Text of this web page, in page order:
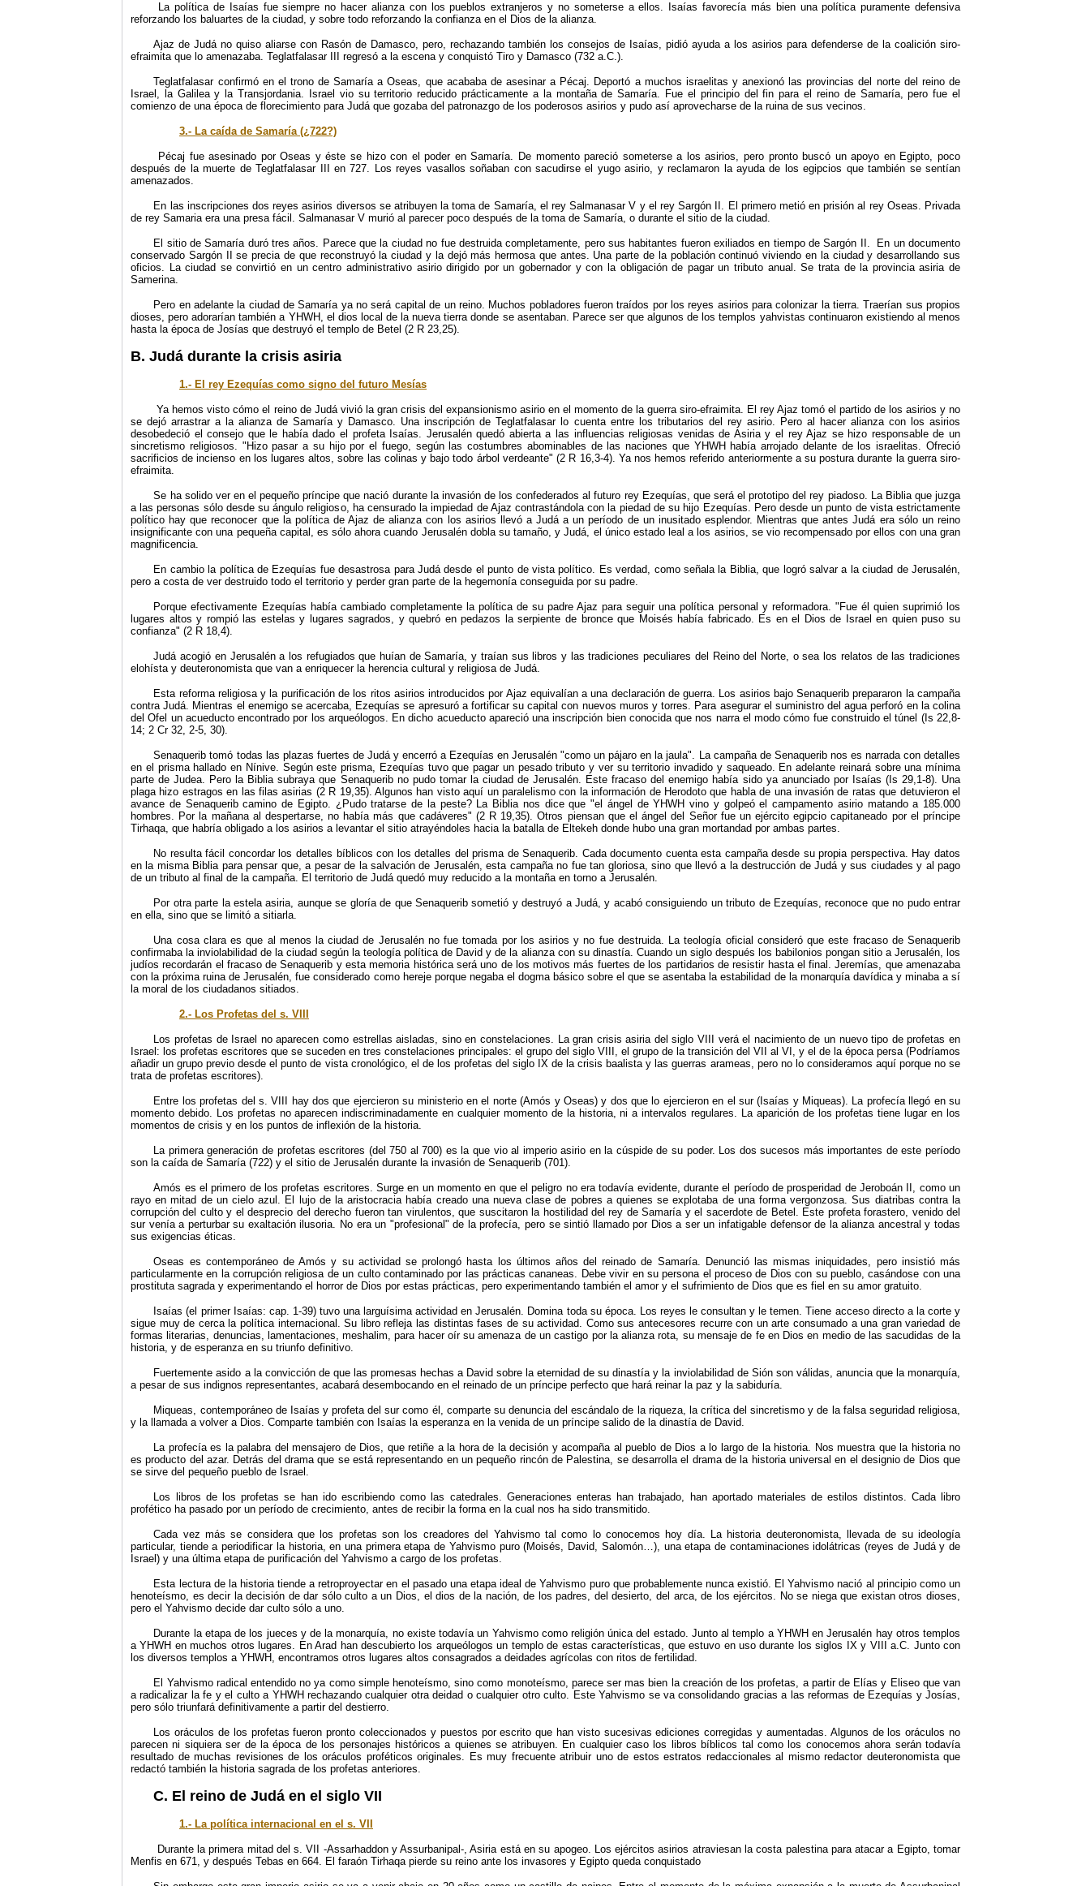
La política de Isaías fue siempre no hacer alianza con los pueblos extranjeros y no someterse a ellos. Isaías favorecía más bien una política puramente defensiva
reforzando los baluartes de la ciudad, y sobre todo reforzando la confianza en el Dios de la alianza.
Ajaz de Judá no quiso aliarse con Rasón de Damasco, pero, rechazando también los consejos de Isaías, pidió ayuda a los asirios para defenderse de la coalición siro-
efraimita que lo amenazaba. Teglatfalasar III regresó a la escena y conquistó Tiro y Damasco (732 a.C.).
Teglatfalasar confirmó en el trono de Samaría a Oseas, que acababa de asesinar a Pécaj. Deportó a muchos israelitas y anexionó las provincias del norte del reino de
Israel, la Galilea y la Transjordania. Israel vio su territorio reducido prácticamente a la montaña de Samaría. Fue el principio del fin para el reino de Samaría, pero fue el
comienzo de una época de florecimiento para Judá que gozaba del patronazgo de los poderosos asirios y pudo así aprovecharse de la ruina de sus vecinos.
3.- La caída de Samaría (¿722?)
Pécaj fue asesinado por Oseas y éste se hizo con el poder en Samaría. De momento pareció someterse a los asirios, pero pronto buscó un apoyo en Egipto, poco
después de la muerte de Teglatfalasar III en 727. Los reyes vasallos soñaban con sacudirse el yugo asirio, y reclamaron la ayuda de los egipcios que también se sentían
amenazados.
En las inscripciones dos reyes asirios diversos se atribuyen la toma de Samaría, el rey Salmanasar V y el rey Sargón II. El primero metió en prisión al rey Oseas. Privada
de rey Samaria era una presa fácil. Salmanasar V murió al parecer poco después de la toma de Samaría, o durante el sitio de la ciudad.
El sitio de Samaría duró tres años. Parece que la ciudad no fue destruida completamente, pero sus habitantes fueron exiliados en tiempo de Sargón II. En un documento
conservado Sargón II se precia de que reconstruyó la ciudad y la dejó más hermosa que antes. Una parte de la población continuó viviendo en la ciudad y desarrollando sus
oficios. La ciudad se convirtió en un centro administrativo asirio dirigido por un gobernador y con la obligación de pagar un tributo anual. Se trata de la provincia asiria de
Samerina.
Pero en adelante la ciudad de Samaría ya no será capital de un reino. Muchos pobladores fueron traídos por los reyes asirios para colonizar la tierra. Traerían sus propios
dioses, pero adorarían también a YHWH, el dios local de la nueva tierra donde se asentaban. Parece ser que algunos de los templos yahvistas continuaron existiendo al menos
hasta la época de Josías que destruyó el templo de Betel (2 R 23,25).
B. Judá durante la crisis asiria
1.- El rey Ezequías como signo del futuro Mesías
Ya hemos visto cómo el reino de Judá vivió la gran crisis del expansionismo asirio en el momento de la guerra siro-efraimita. El rey Ajaz tomó el partido de los asirios y no
se dejó arrastrar a la alianza de Samaría y Damasco. Una inscripción de Teglatfalasar lo cuenta entre los tributarios del rey asirio. Pero al hacer alianza con los asirios
desobedeció el consejo que le había dado el profeta Isaías. Jerusalén quedó abierta a las influencias religiosas venidas de Asiria y el rey Ajaz se hizo responsable de un
sincretismo religiosos. "Hizo pasar a su hijo por el fuego, según las costumbres abominables de las naciones que YHWH había arrojado delante de los israelitas. Ofreció
sacrificios de incienso en los lugares altos, sobre las colinas y bajo todo árbol verdeante" (2 R 16,3-4). Ya nos hemos referido anteriormente a su postura durante la guerra siro-
efraimita.
Se ha solido ver en el pequeño príncipe que nació durante la invasión de los confederados al futuro rey Ezequías, que será el prototipo del rey piadoso. La Biblia que juzga
a las personas sólo desde su ángulo religioso, ha censurado la impiedad de Ajaz contrastándola con la piedad de su hijo Ezequías. Pero desde un punto de vista estrictamente
político hay que reconocer que la política de Ajaz de alianza con los asirios llevó a Judá a un período de un inusitado esplendor. Mientras que antes Judá era sólo un reino
insignificante con una pequeña capital, es sólo ahora cuando Jerusalén dobla su tamaño, y Judá, el único estado leal a los asirios, se vio recompensado por ellos con una gran
magnificencia.
En cambio la política de Ezequías fue desastrosa para Judá desde el punto de vista político. Es verdad, como señala la Biblia, que logró salvar a la ciudad de Jerusalén,
pero a costa de ver destruido todo el territorio y perder gran parte de la hegemonía conseguida por su padre.
Porque efectivamente Ezequías había cambiado completamente la política de su padre Ajaz para seguir una política personal y reformadora. "Fue él quien suprimió los
lugares altos y rompió las estelas y lugares sagrados, y quebró en pedazos la serpiente de bronce que Moisés había fabricado. Es en el Dios de Israel en quien puso su
confianza" (2 R 18,4).
Judá acogió en Jerusalén a los refugiados que huían de Samaría, y traían sus libros y las tradiciones peculiares del Reino del Norte, o sea los relatos de las tradiciones
elohísta y deuteronomista que van a enriquecer la herencia cultural y religiosa de Judá.
Esta reforma religiosa y la purificación de los ritos asirios introducidos por Ajaz equivalían a una declaración de guerra. Los asirios bajo Senaquerib prepararon la campaña
contra Judá. Mientras el enemigo se acercaba, Ezequías se apresuró a fortificar su capital con nuevos muros y torres. Para asegurar el suministro del agua perforó en la colina
del Ofel un acueducto encontrado por los arqueólogos. En dicho acueducto apareció una inscripción bien conocida que nos narra el modo cómo fue construido el túnel (Is 22,8-
14; 2 Cr 32, 2-5, 30).
Senaquerib tomó todas las plazas fuertes de Judá y encerró a Ezequías en Jerusalén "como un pájaro en la jaula". La campaña de Senaquerib nos es narrada con detalles
en el prisma hallado en Nínive. Según este prisma, Ezequías tuvo que pagar un pesado tributo y ver su territorio invadido y saqueado. En adelante reinará sobre una mínima
parte de Judea. Pero la Biblia subraya que Senaquerib no pudo tomar la ciudad de Jerusalén. Este fracaso del enemigo había sido ya anunciado por Isaías (Is 29,1-8). Una
plaga hizo estragos en las filas asirias (2 R 19,35). Algunos han visto aquí un paralelismo con la información de Herodoto que habla de una invasión de ratas que detuvieron el
avance de Senaquerib camino de Egipto. ¿Pudo tratarse de la peste? La Biblia nos dice que "el ángel de YHWH vino y golpeó el campamento asirio matando a 185.000
hombres. Por la mañana al despertarse, no había más que cadáveres" (2 R 19,35). Otros piensan que el ángel del Señor fue un ejército egipcio capitaneado por el príncipe
Tirhaqa, que habría obligado a los asirios a levantar el sitio atrayéndoles hacia la batalla de Eltekeh donde hubo una gran mortandad por ambas partes.
No resulta fácil concordar los detalles bíblicos con los detalles del prisma de Senaquerib. Cada documento cuenta esta campaña desde su propia perspectiva. Hay datos
en la misma Biblia para pensar que, a pesar de la salvación de Jerusalén, esta campaña no fue tan gloriosa, sino que llevó a la destrucción de Judá y sus ciudades y al pago
de un tributo al final de la campaña. El territorio de Judá quedó muy reducido a la montaña en torno a Jerusalén.
Por otra parte la estela asiria, aunque se gloría de que Senaquerib sometió y destruyó a Judá, y acabó consiguiendo un tributo de Ezequías, reconoce que no pudo entrar
en ella, sino que se limitó a sitiarla.
Una cosa clara es que al menos la ciudad de Jerusalén no fue tomada por los asirios y no fue destruida. La teología oficial consideró que este fracaso de Senaquerib
confirmaba la inviolabilidad de la ciudad según la teología política de David y de la alianza con su dinastía. Cuando un siglo después los babilonios pongan sitio a Jerusalén, los
judíos recordarán el fracaso de Senaquerib y esta memoria histórica será uno de los motivos más fuertes de los partidarios de resistir hasta el final. Jeremías, que amenazaba
con la próxima ruina de Jerusalén, fue considerado como hereje porque negaba el dogma básico sobre el que se asentaba la estabilidad de la monarquía davídica y minaba a sí
la moral de los ciudadanos sitiados.
2.- Los Profetas del s. VIII
Los profetas de Israel no aparecen como estrellas aisladas, sino en constelaciones. La gran crisis asiria del siglo VIII verá el nacimiento de un nuevo tipo de profetas en
Israel: los profetas escritores que se suceden en tres constelaciones principales: el grupo del siglo VIII, el grupo de la transición del VII al VI, y el de la época persa (Podríamos
añadir un grupo previo desde el punto de vista cronológico, el de los profetas del siglo IX de la crisis baalista y las guerras arameas, pero no lo consideramos aquí porque no se
trata de profetas escritores).
Entre los profetas del s. VIII hay dos que ejercieron su ministerio en el norte (Amós y Oseas) y dos que lo ejercieron en el sur (Isaías y Miqueas). La profecía llegó en su
momento debido. Los profetas no aparecen indiscriminadamente en cualquier momento de la historia, ni a intervalos regulares. La aparición de los profetas tiene lugar en los
momentos de crisis y en los puntos de inflexión de la historia.
La primera generación de profetas escritores (del 750 al 700) es la que vio al imperio asirio en la cúspide de su poder. Los dos sucesos más importantes de este período
son la caída de Samaría (722) y el sitio de Jerusalén durante la invasión de Senaquerib (701).
Amós es el primero de los profetas escritores. Surge en un momento en que el peligro no era todavía evidente, durante el período de prosperidad de Jeroboán II, como un
rayo en mitad de un cielo azul. El lujo de la aristocracia había creado una nueva clase de pobres a quienes se explotaba de una forma vergonzosa. Sus diatribas contra la
corrupción del culto y el desprecio del derecho fueron tan virulentos, que suscitaron la hostilidad del rey de Samaría y el sacerdote de Betel. Este profeta forastero, venido del
sur venía a perturbar su exaltación ilusoria. No era un "profesional" de la profecía, pero se sintió llamado por Dios a ser un infatigable defensor de la alianza ancestral y todas
sus exigencias éticas.
Oseas es contemporáneo de Amós y su actividad se prolongó hasta los últimos años del reinado de Samaría. Denunció las mismas iniquidades, pero insistió más
particularmente en la corrupción religiosa de un culto contaminado por las prácticas cananeas. Debe vivir en su persona el proceso de Dios con su pueblo, casándose con una
prostituta sagrada y experimentando el horror de Dios por estas prácticas, pero experimentando también el amor y el sufrimiento de Dios que es fiel en su amor gratuito.
Isaías (el primer Isaías: cap. 1-39) tuvo una larguísima actividad en Jerusalén. Domina toda su época. Los reyes le consultan y le temen. Tiene acceso directo a la corte y
sigue muy de cerca la política internacional. Su libro refleja las distintas fases de su actividad. Como sus antecesores recurre con un arte consumado a una gran variedad de
formas literarias, denuncias, lamentaciones, meshalim, para hacer oír su amenaza de un castigo por la alianza rota, su mensaje de fe en Dios en medio de las sacudidas de la
historia, y de esperanza en su triunfo definitivo.
Fuertemente asido a la convicción de que las promesas hechas a David sobre la eternidad de su dinastía y la inviolabilidad de Sión son válidas, anuncia que la monarquía,
a pesar de sus indignos representantes, acabará desembocando en el reinado de un príncipe perfecto que hará reinar la paz y la sabiduría.
Miqueas, contemporáneo de Isaías y profeta del sur como él, comparte su denuncia del escándalo de la riqueza, la crítica del sincretismo y de la falsa seguridad religiosa,
y la llamada a volver a Dios. Comparte también con Isaías la esperanza en la venida de un príncipe salido de la dinastía de David.
La profecía es la palabra del mensajero de Dios, que retiñe a la hora de la decisión y acompaña al pueblo de Dios a lo largo de la historia. Nos muestra que la historia no
es producto del azar. Detrás del drama que se está representando en un pequeño rincón de Palestina, se desarrolla el drama de la historia universal en el designio de Dios que
se sirve del pequeño pueblo de Israel.
Los libros de los profetas se han ido escribiendo como las catedrales. Generaciones enteras han trabajado, han aportado materiales de estilos distintos. Cada libro
profético ha pasado por un período de crecimiento, antes de recibir la forma en la cual nos ha sido transmitido.
Cada vez más se considera que los profetas son los creadores del Yahvismo tal como lo conocemos hoy día. La historia deuteronomista, llevada de su ideología
particular, tiende a periodificar la historia, en una primera etapa de Yahvismo puro (Moisés, David, Salomón…), una etapa de contaminaciones idolátricas (reyes de Judá y de
Israel) y una última etapa de purificación del Yahvismo a cargo de los profetas.
Esta lectura de la historia tiende a retroproyectar en el pasado una etapa ideal de Yahvismo puro que probablemente nunca existió. El Yahvismo nació al principio como un
henoteísmo, es decir la decisión de dar sólo culto a un Dios, el dios de la nación, de los padres, del desierto, del arca, de los ejércitos. No se niega que existan otros dioses,
pero el Yahvismo decide dar culto sólo a uno.
Durante la etapa de los jueces y de la monarquía, no existe todavía un Yahvismo como religión única del estado. Junto al templo a YHWH en Jerusalén hay otros templos
a YHWH en muchos otros lugares. En Arad han descubierto los arqueólogos un templo de estas características, que estuvo en uso durante los siglos IX y VIII a.C. Junto con
los diversos templos a YHWH, encontramos otros lugares altos consagrados a deidades agrícolas con ritos de fertilidad.
El Yahvismo radical entendido no ya como simple henoteísmo, sino como monoteísmo, parece ser mas bien la creación de los profetas, a partir de Elías y Eliseo que van
a radicalizar la fe y el culto a YHWH rechazando cualquier otra deidad o cualquier otro culto. Este Yahvismo se va consolidando gracias a las reformas de Ezequías y Josías,
pero sólo triunfará definitivamente a partir del destierro.
Los oráculos de los profetas fueron pronto coleccionados y puestos por escrito que han visto sucesivas ediciones corregidas y aumentadas. Algunos de los oráculos no
parecen ni siquiera ser de la época de los personajes históricos a quienes se atribuyen. En cualquier caso los libros bíblicos tal como los conocemos ahora serán todavía
resultado de muchas revisiones de los oráculos proféticos originales. Es muy frecuente atribuir uno de estos estratos redaccionales al mismo redactor deuteronomista que
redactó también la historia sagrada de los profetas anteriores.
C. El reino de Judá en el siglo VII
1.- La política internacional en el s. VII
Durante la primera mitad del s. VII -Assarhaddon y Assurbanipal-, Asiria está en su apogeo. Los ejércitos asirios atraviesan la costa palestina para atacar a Egipto, tomar
Menfis en 671, y después Tebas en 664. El faraón Tirhaqa pierde su reino ante los invasores y Egipto queda conquistado